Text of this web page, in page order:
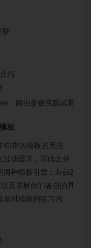
联
绍
、路由参数实践试看
板
自带的模板的用法，
过滤器等；除此之外
两种模板引擎：Jinja2
及讲解他们各自的具
加对模板的练习内